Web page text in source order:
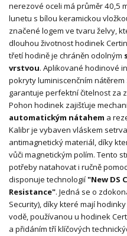
nerezové oceli má průměr 40,5
lunetu s bílou keramickou
značené logem ve tvaru želvy,
dlouhou životnost hodinek
třetí hodině je chráněn odolným
vrstvou. Aplikované hodinové
pokryty luminiscenčním nátěrem
garantuje perfektní čitelnost za
Pohon hodinek zajišťuje
automatickým nátahem a
Kalibr je vybaven vláskem
antimagnetický materiál, díky
vůči magnetickým polím. Tento
potřeby natahovat i ručně
disponuje technologií"New DS
Resistance". Jedná se o
Security), díky které mají
vodě, používanou u hodinek
a přidáním tří klíčových